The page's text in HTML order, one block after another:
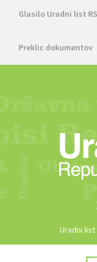
Glasilo Uradni list RS
Preklic dokumentov
Uradni list